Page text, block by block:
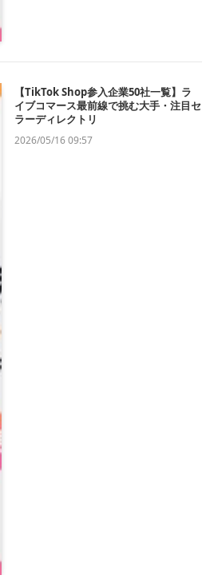
【TikTok Shop参入企業50社一覧】ラ
イブコマース最前線で挑む大手・注目セ
ラーディレクトリ
2026/05/16 09:57